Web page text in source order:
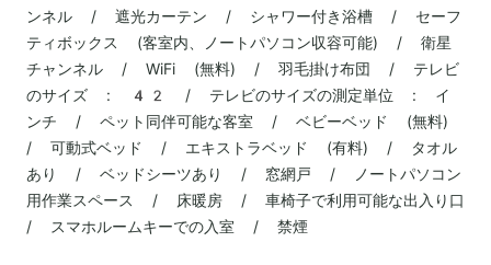
ンネル / 遮光カーテン / シャワー付き浴槽 / セーフ
ティボックス (客室内、ノートパソコン収容可能) / 衛星
チャンネル / WiFi (無料) / 羽毛掛け布団 / テレビ
のサイズ : 42 / テレビのサイズの測定単位 : イ
ンチ / ペット同伴可能な客室 / ベビーベッド (無料)
/ 可動式ベッド / エキストラベッド (有料) / タオル
あり / ベッドシーツあり / 窓網戸 / ノートパソコン
用作業スペース / 床暖房 / 車椅子で利用可能な出入り口
/ スマホルームキーでの入室 / 禁煙